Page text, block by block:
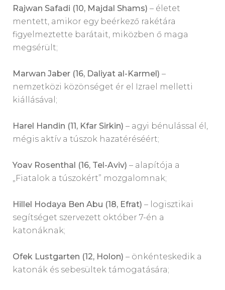
Rajwan Safadi (10, Majdal Shams) – életet
mentett, amikor egy beérkező rakétára
figyelmeztette barátait, miközben ő maga
megsérült;
Marwan Jaber (16, Daliyat al-Karmel) –
nemzetközi közönséget ér el Izrael melletti
kiállásával;
Harel Handin (11, Kfar Sirkin) – agyi bénulással él,
mégis aktív a túszok hazatéréséért;
Yoav Rosenthal (16, Tel-Aviv) – alapítója a
„Fiatalok a túszokért” mozgalomnak;
Hillel Hodaya Ben Abu (18, Efrat) – logisztikai
segítséget szervezett október 7-én a
katonáknak;
Ofek Lustgarten (12, Holon) – önkénteskedik a
katonák és sebesültek támogatására;